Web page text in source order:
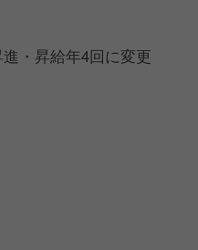
・昇給年4回に変更